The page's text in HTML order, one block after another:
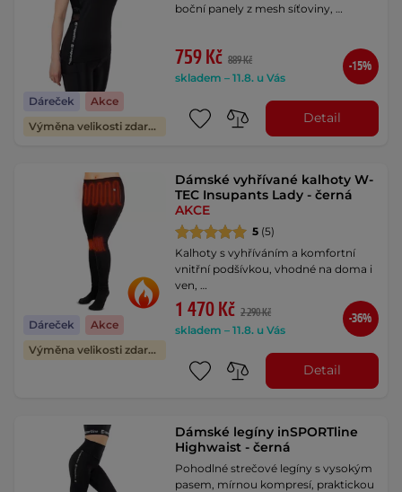
Dáreček
Akce
Výměna velikosti zdarma
boční panely z mesh síťoviny, …
759 Kč 889 Kč
skladem – 11.8. u Vás
-15%
Detail
Dáreček
Akce
Výměna velikosti zdarma
Dámské vyhřívané kalhoty W-
TEC Insupants Lady - černá
AKCE
5 (5)
Kalhoty s vyhříváním a komfortní
vnitřní podšívkou, vhodné na doma i
ven, …
1 470 Kč 2 290 Kč
skladem – 11.8. u Vás
-36%
Detail
Dámské legíny inSPORTline
Highwaist - černá
Pohodlné strečové legíny s vysokým
pasem, mírnou kompresí, praktickou